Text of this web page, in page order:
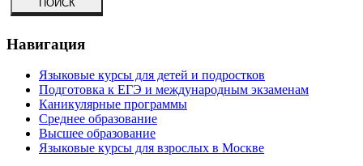
Навигация
Языковые курсы для детей и подростков
Подготовка к ЕГЭ и международным экзаменам
Каникулярные программы
Среднее образование
Высшее образование
Языковые курсы для взрослых в Москве